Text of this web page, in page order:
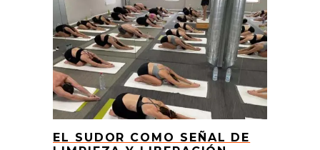
EL SUDOR COMO SEÑAL DE